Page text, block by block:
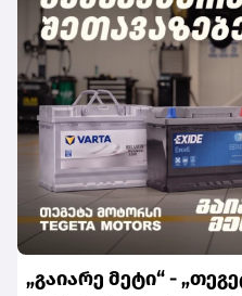
„გაიარე მეტი“ -